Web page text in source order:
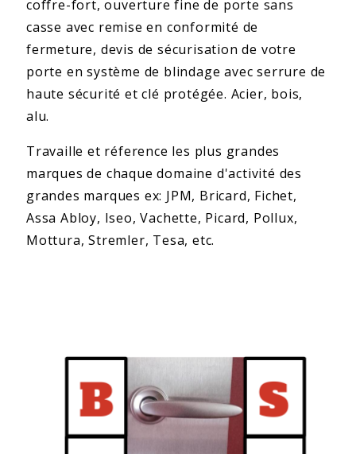
coffre-fort, ouverture fine de porte sans
casse avec remise en conformité de
fermeture, devis de sécurisation de votre
porte en système de blindage avec serrure de
haute sécurité et clé protégée. Acier, bois,
alu.
Travaille et réference les plus grandes
marques de chaque domaine d'activité des
grandes marques ex: JPM, Bricard, Fichet,
Assa Abloy, Iseo, Vachette, Picard, Pollux,
Mottura, Stremler, Tesa, etc.